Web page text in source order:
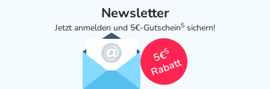
Newsletter
Jetzt anmelden und 5€-Gutschein5 sichern!
5€
5
Rabatt